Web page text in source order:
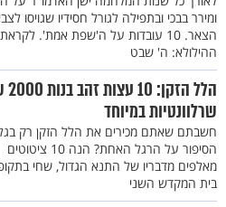
ומירר בבכי ובתפילה לגורל חסידיו שגויסו
הצאר. 10 עובדות על ה'שפת אמת'.
ההילולא: ה' שבט
שרלוונטיות במיוחד
חשבתם שאתם מכירים את הלל הזקן רק
הסיפור על הרגל האחת? הנה 10 ציטוטים
מאלפים מדבריו של התנא הגדול, שחי
בית המקדש השני